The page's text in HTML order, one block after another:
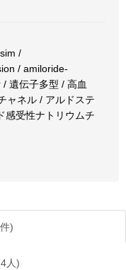
/
/ amiloride-
遺伝子多型 / 高血
ャネル / アルドステ
感受性ナトリウムチ
件)
4人)